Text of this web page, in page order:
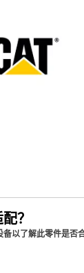
？
以了解此零件是否